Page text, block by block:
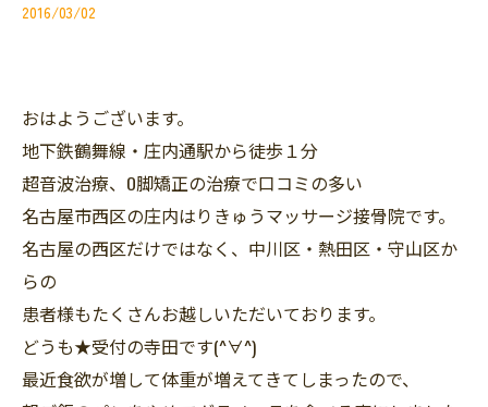
2016/03/02
おはようございます。
地下鉄鶴舞線・庄内通駅から徒歩１分
超音波治療、O脚矯正の治療で口コミの多い
名古屋市西区の庄内はりきゅうマッサージ接骨院です。
名古屋の西区だけではなく、中川区・熱田区・守山区か
らの
患者様もたくさんお越しいただいております。
どうも★受付の寺田です(^∀^)
最近食欲が増して体重が増えてきてしまったので、